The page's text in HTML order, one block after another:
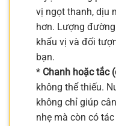
vị ngọt thanh, dịu
hơn. Lượng
khẩu vị và đối
bạn.
* Chanh hoặc tắc
không thể thiếu.
không chỉ giúp
nhẹ mà còn có